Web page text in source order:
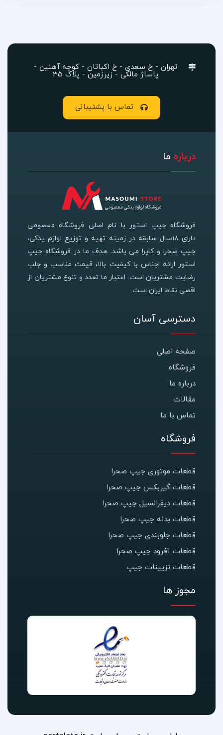
تهران - خ سعدی - خ اکباتان - کوچه آهنین -
پاساژ مالکی - زیرزمین - پلاک 35
تماس با پشتیبانی
درباره ما
فروشگاه جیپ استور با نام اصلی فروشگاه معصومی
دارای ۱۸سال سابقه در زمینه تهیه و توزیع لوازم یدکی،
جیپ صحرا و کاپرا می باشد. هدف ما در فروشگاه جیپ
استور ارائه اجناس با کیفیت بالا، قیمت مناسب و جلب
رضایت مشتریان است. اعتبار ما تعدد و تنوع مشتریان از
اقصی نقاط ایران است.
دسترسی آسان
صفحه اصلی
فروشگاه
درباره ما
مقالات
تماس با ما
فروشگاه
قطعات موتوری جیپ صحرا
قطعات گیربکس جیپ صحرا
قطعات دیفرانسیل جیپ صحرا
قطعات بدنه جیپ صحرا
قطعات جلوبندی جیپ صحرا
قطعات آفرود جیپ صحرا
قطعات تزیینات جیپ
مجوز ها